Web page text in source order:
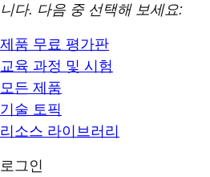
니다. 다음 중 선택해 보세요:
제품 무료 평가판
교육 과정 및 시험
모든 제품
기술 토픽
리소스 라이브러리
로그인